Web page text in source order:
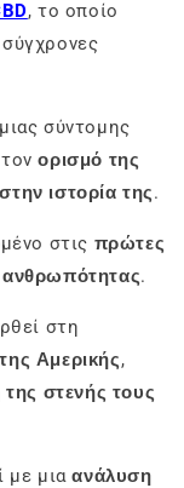
, το οποίο
σύντομης
ορισμό της
ιστορία της.
στις πρώτες
ανθρωπότητας.
στη
Αμερικής,
της στενής τους
με μιαανάλυση